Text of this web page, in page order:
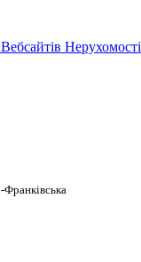
Нерухомості
Франківська